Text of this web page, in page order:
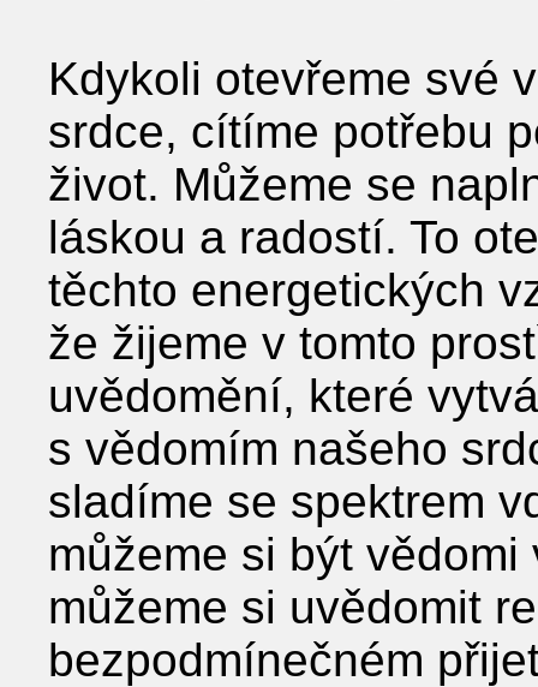
Kdykoli otevřeme své
srdce, cítíme potřebu
život. Můžeme se
láskou a radostí. To
těchto energetických
že žijeme v tomto
uvědomění, které
s vědomím našeho
sladíme se spektrem
můžeme si být
můžeme si uvědomit
bezpodmínečném